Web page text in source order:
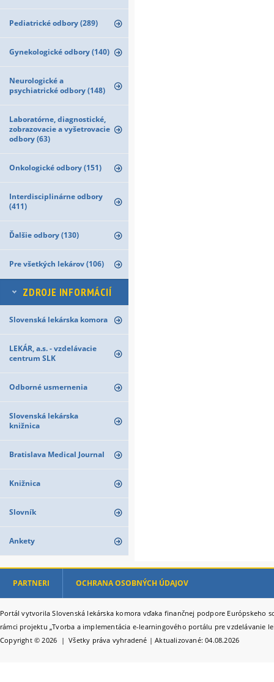
Pediatrické odbory (289)
Gynekologické odbory (140)
Neurologické a
psychiatrické odbory (148)
Laboratórne, diagnostické,
zobrazovacie a vyšetrovacie
odbory (63)
Onkologické odbory (151)
Interdisciplinárne odbory
(411)
Ďalšie odbory (130)
Pre všetkých lekárov (106)
ZDROJE INFORMÁCIÍ
Slovenská lekárska komora
LEKÁR, a.s. - vzdelávacie
centrum SLK
Odborné usmernenia
Slovenská lekárska
knižnica
Bratislava Medical Journal
Knižnica
Slovník
Ankety
PARTNERI OCHRANA OSOBNÝCH ÚDAJOV
Portál vytvorila Slovenská lekárska komora vďaka finančnej podpore Európskeho
rámci projektu „Tvorba a implementácia e-learningového portálu pre vzdelávanie
Copyright © 2026 | Všetky práva vyhradené | Aktualizované: 04.08.2026